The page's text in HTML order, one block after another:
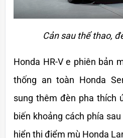
Cản sau thể thao,
Honda HR-V e phiên bản
thống an toàn Honda
sung thêm đèn pha thích
biến khoảng cách phía
hiển thị điểm mù Honda